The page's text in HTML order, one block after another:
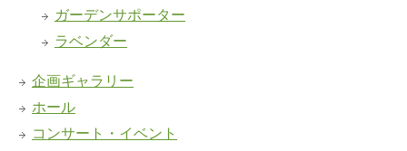
ガーデンサポーター
ラベンダー
企画ギャラリー
ホール
コンサート・イベント